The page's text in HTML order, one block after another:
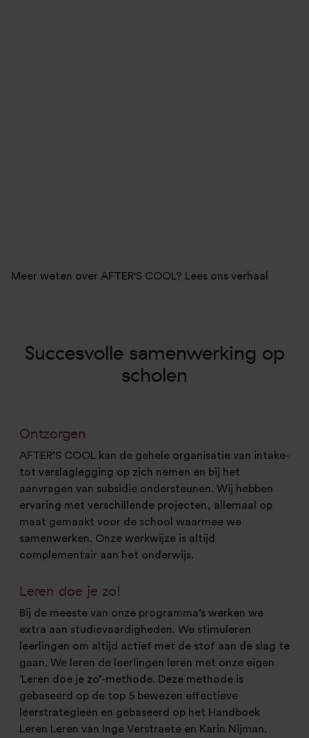
Meer weten over AFTER'S COOL? Lees ons verhaal
Succesvolle samenwerking op
scholen
Ontzorgen
AFTER’S COOL kan de gehele organisatie van intake-
tot verslaglegging op zich nemen en bij het
aanvragen van subsidie ondersteunen. Wij hebben
ervaring met verschillende projecten, allemaal op
maat gemaakt voor de school waarmee we
samenwerken. Onze werkwijze is altijd
complementair aan het onderwijs.
Leren doe je zo!
Bij de meeste van onze programma’s werken we
extra aan studievaardigheden. We stimuleren
leerlingen om altijd actief met de stof aan de slag te
gaan. We leren de leerlingen leren met onze eigen
‘Leren doe je zo’-methode. Deze methode is
gebaseerd op de top 5 bewezen effectieve
leerstrategieën en gebaseerd op het Handboek
Leren Leren van Inge Verstraete en Karin Nijman.